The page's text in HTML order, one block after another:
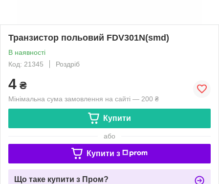
Транзистор польовий FDV301N(smd)
В наявності
Код: 21345
Роздріб
4 ₴
Мінімальна сума замовлення на сайті — 200 ₴
Купити
або
Купити з
Що таке купити з Пром?